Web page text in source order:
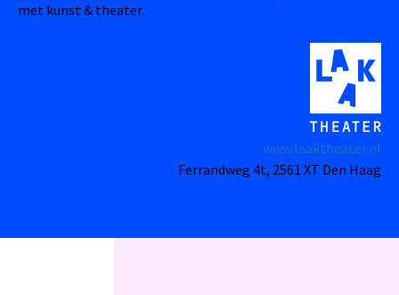
met kunst & theater.
www.laaktheater.nl
Ferrandweg 4t, 2561 XT Den Haag